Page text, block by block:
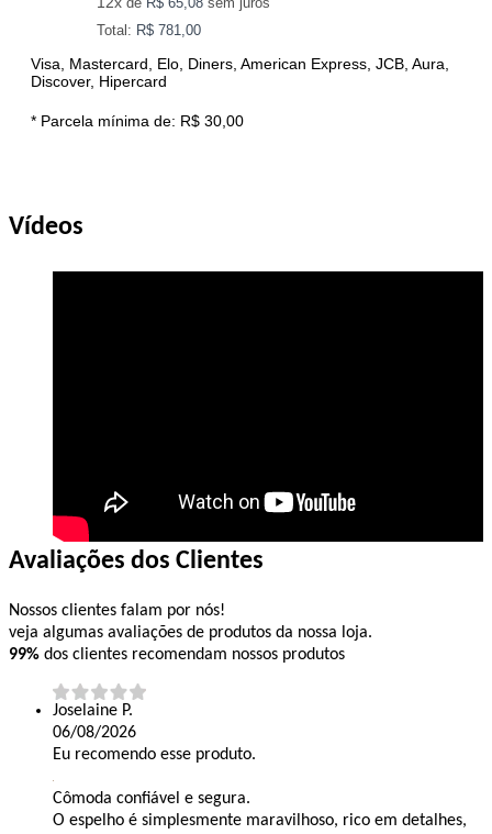
Total: R$ 781,00
Visa, Mastercard, Elo, Diners, American Express, JCB, Aura,
Discover, Hipercard
* Parcela mínima de: R$ 30,00
Vídeos
Avaliações dos Clientes
Nossos clientes falam por nós!
veja algumas avaliações de produtos da nossa loja.
99% dos clientes recomendam nossos produtos
Joselaine P.
06/08/2026
Eu recomendo esse produto.
Cômoda confiável e segura.
O espelho é simplesmente maravilhoso, rico em detalhes,